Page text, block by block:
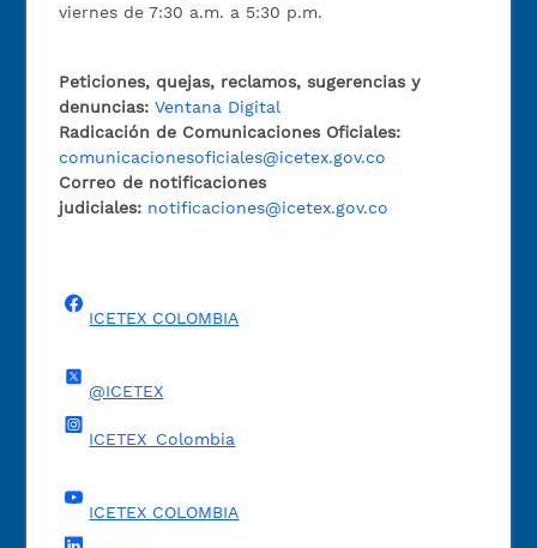
viernes de 7:30 a.m. a 5:30 p.m.
Peticiones, quejas, reclamos, sugerencias y
denuncias: Ventana Digital
Radicación de Comunicaciones Oficiales:
comunicacionesoficiales@icetex.gov.co
Correo de notificaciones
judiciales: notificaciones@icetex.gov.co
ICETEX COLOMBIA
@ICETEX
ICETEX_Colombia
ICETEX COLOMBIA